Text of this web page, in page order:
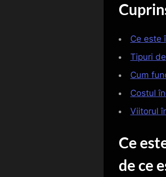
Ce este
Tipuri
Cum
Costul
Viitorul
Ce
de ce